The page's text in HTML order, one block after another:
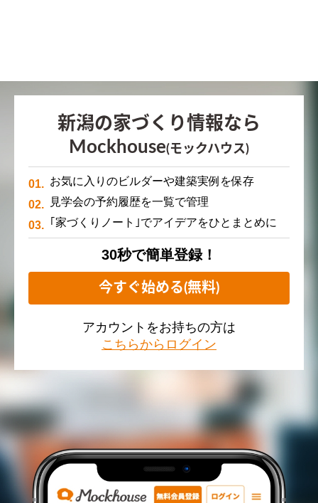
新潟の家づくり情報なら
Mockhouse(モックハウス)
お気に入りのビルダーや建築実例を保存
見学会の予約履歴を一覧で管理
｢家づくりノート｣でアイデアをひとまとめに
30秒で簡単登録！
今すぐ始める(無料)
アカウントをお持ちの方は
こちらからログイン